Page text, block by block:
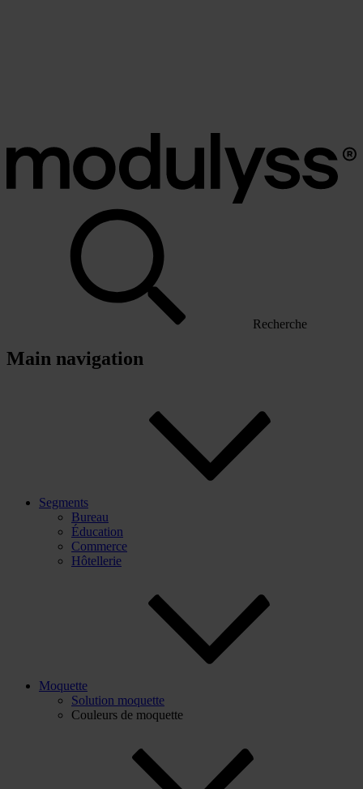
Recherche
Main navigation
Segments
Bureau
Éducation
Commerce
Hôtellerie
Moquette
Solution moquette
Couleurs de moquette